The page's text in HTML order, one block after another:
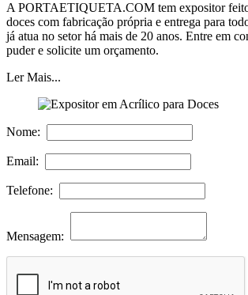
A PORTAETIQUETA.COM tem expositor
doces com fabricação própria e entrega para
já atua no setor há mais de 20 anos. Entre em
puder e solicite um orçamento.
Ler Mais...
Nome:
Email:
Telefone:
Mensagem: